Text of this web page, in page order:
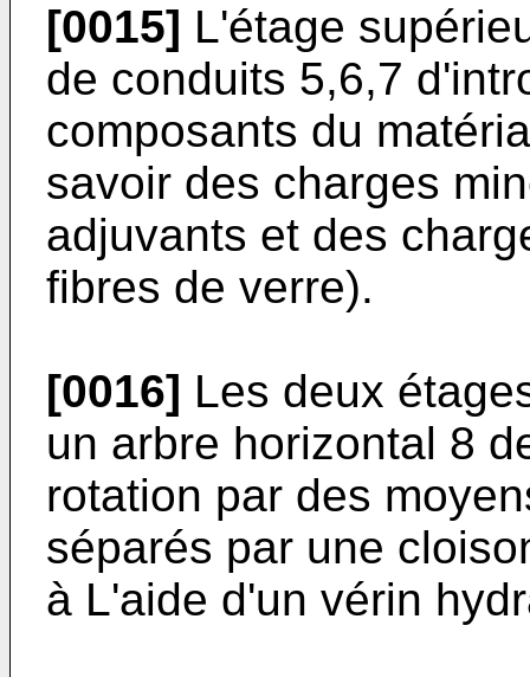
[0015] L'étage
de conduits 5,6,7
composants du
savoir des charges
adjuvants et des
fibres de verre).
[0016] Les deux
un arbre horizontal 8
rotation par des
séparés par une
à L'aide d'un vérin